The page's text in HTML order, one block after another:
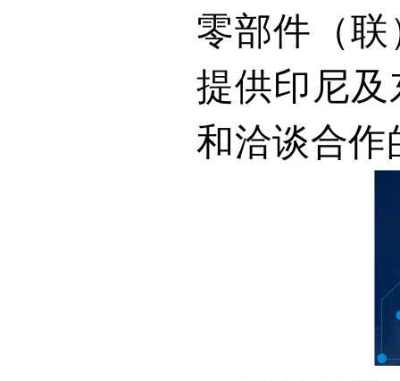
零部件（
提供印尼
和洽谈合作